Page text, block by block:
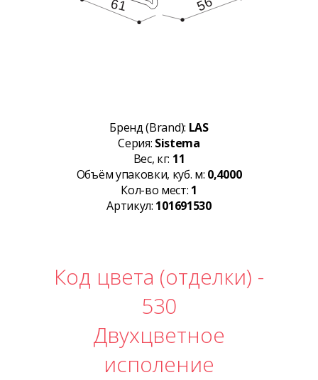
Бренд (Brand): LAS
Серия: Sistema
Вес, кг: 11
Объём упаковки, куб. м: 0,4000
Кол-во мест: 1
Артикул: 101691530
Код цвета (отделки) -
530
Двухцветное
исполение